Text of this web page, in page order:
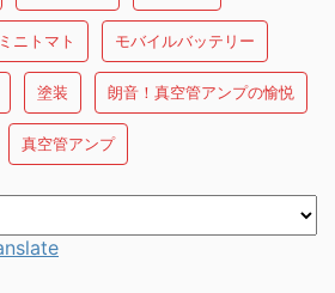
ミニトマト モバイルバッテリー
塗装 朗音！真空管アンプの愉悦
真空管アンプ